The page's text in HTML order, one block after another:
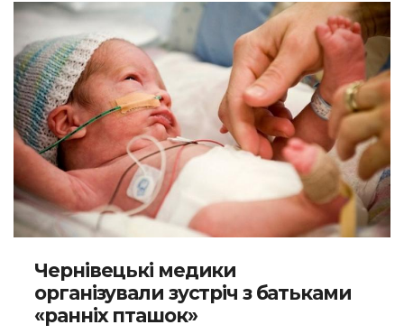
Чернівецькі медики
організували зустріч з батьками
«ранніх пташок»